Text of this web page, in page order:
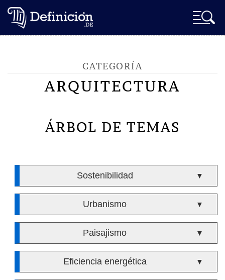
CATEGORÍA
ARQUITECTURA
ÁRBOL DE TEMAS
Sostenibilidad ▼
Urbanismo ▼
Paisajismo ▼
Eficiencia energética ▼